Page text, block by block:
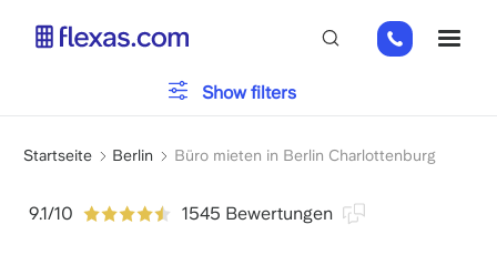
+49
151
Pfadnavigation
Startseite Berlin Büro mieten in Berlin Charlottenburg
9.1/10 1545 Bewertungen
Parken
Dienstleistungen
Show filters